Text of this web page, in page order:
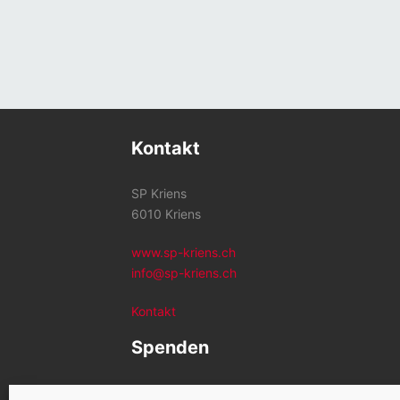
Kontakt
SP Kriens
6010 Kriens
www.sp-kriens.ch
info@sp-kriens.ch
Kontakt
Spenden